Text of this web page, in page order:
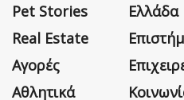
Pet Stories
Real Estate
Αγορές
Αθλητικά
Ελλάδα